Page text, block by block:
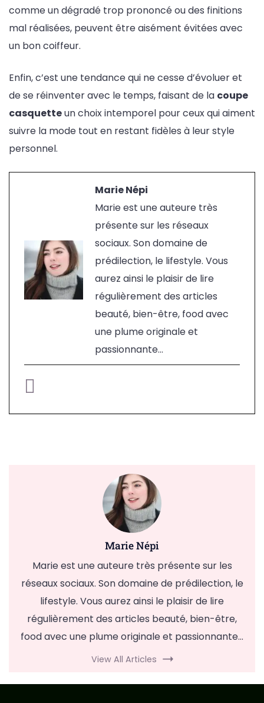
comme un dégradé trop prononcé ou des finitions
mal réalisées, peuvent être aisément évitées avec
un bon coiffeur.
Enfin, c’est une tendance qui ne cesse d’évoluer et
de se réinventer avec le temps, faisant de la coupe
casquetteun choix intemporel pour ceux qui aiment
suivre la mode tout en restant fidèles à leur style
personnel.
Marie Népi
Marie est une auteure très
présente sur les réseaux
sociaux. Son domaine de
prédilection, le lifestyle. Vous
aurez ainsi le plaisir de lire
régulièrement des articles
beauté, bien-être, food avec
une plume originale et
passionnante...
Marie Népi
Marie est une auteure très présente sur les
réseaux sociaux. Son domaine de prédilection, le
lifestyle. Vous aurez ainsi le plaisir de lire
régulièrement des articles beauté, bien-être,
food avec une plume originale et passionnante...
View All Articles